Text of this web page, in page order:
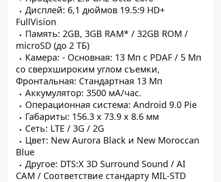
Дисплей: 6,1 дюймов 19.5:9 HD+
FullVision
Память: 2GB, 3GB RAM* / 32GB ROM /
microSD (до 2 ТБ)
Камера: - Основная: 13 Мп с PDAF / 5 Мп
со сверхшироким углом съемки,
Фронтальная: Стандартная 13 Мп
Аккумулятор: 3500 мА/час.
Операционная система: Android 9.0 Pie
Габариты: 156.3 x 73.9 x 8.6 мм
Сеть: LTE / 3G / 2G
Цвет: New Aurora Black и New Moroccan
Blue
Другое: DTS:X 3D Surround Sound / AI
CAM / Соответствие стандарту MIL-STD